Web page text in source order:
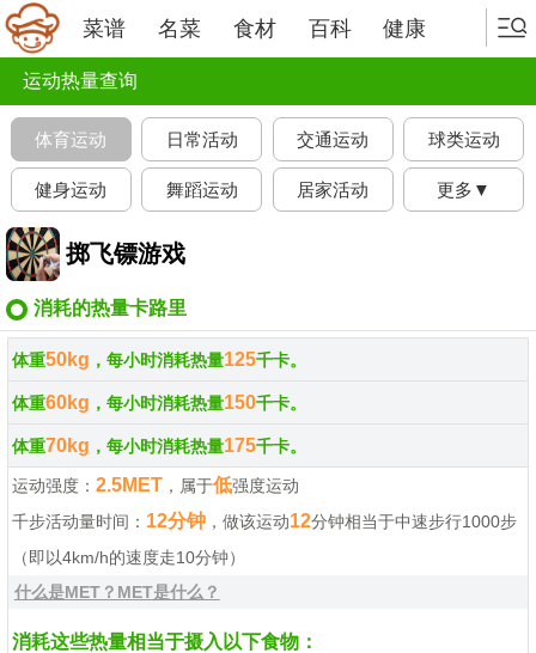
菜谱 名菜 食材 百科 健康
运动热量查询
体育运动 日常活动 交通运动 球类运动
健身运动 舞蹈运动 居家活动 更多▼
掷飞镖游戏
消耗的热量卡路里
体重50kg ，每小时消耗热量125千卡。
体重60kg ，每小时消耗热量150千卡。
体重70kg ，每小时消耗热量175千卡。
运动强度：2.5MET ，属于低强度运动
千步活动量时间： 12分钟 ，做该运动12分钟相当于中速步行1000步
（即以4km/h的速度走10分钟）
什么是MET？MET是什么？
消耗这些热量相当于摄入以下食物：